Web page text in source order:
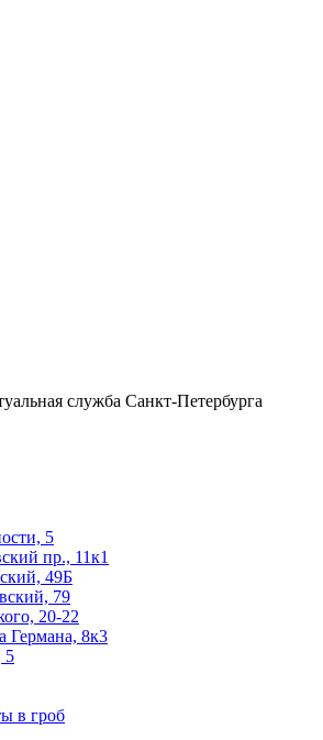
служба Санкт‑Петербурга
5
пр., 11к1
49Б
79
20-22
Германа, 8к3
5
в гроб